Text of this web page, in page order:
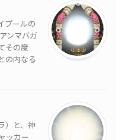
プールの
ンマバガ
その度
の内なる
）と、神
ッカー